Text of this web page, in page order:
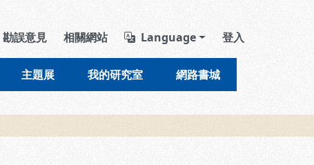
導覽列區塊
勘誤意見 相關網站 Language 登入
主題展 我的研究室 網路書城